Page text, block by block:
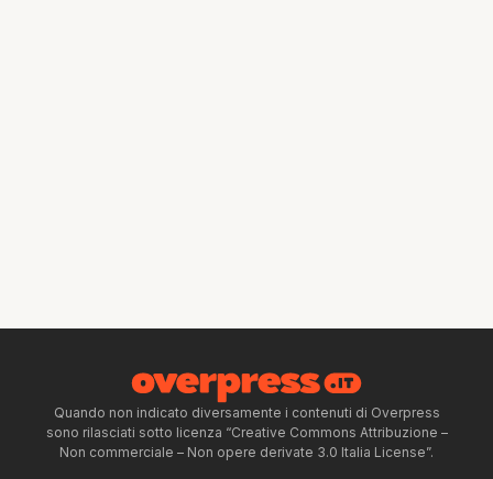
Quando non indicato diversamente i contenuti di Overpress
sono rilasciati sotto licenza “Creative Commons Attribuzione –
Non commerciale – Non opere derivate 3.0 Italia License”.